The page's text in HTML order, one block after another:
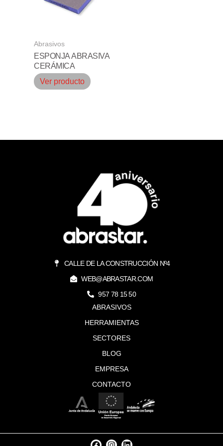
Abrasivos
ESPONJA ABRASIVA
CERÁMICA
Ver producto
ABRASIVOS
HERRAMIENTAS
SECTORES
BLOG
EMPRESA
CONTACTO
CALLE DE LA CONSTRUCCIÓN Nº4
WEB@ABRASTAR.COM
957 78 15 50
F I L